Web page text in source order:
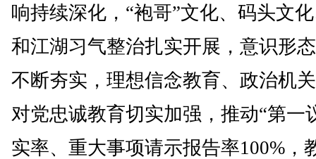
响持续深化，“袍哥”文化、码头文
和江湖习气整治扎实开展，意识形
不断夯实，理想信念教育、政治机
对党忠诚教育切实加强，推动“第一
实率、重大事项请示报告率100%，